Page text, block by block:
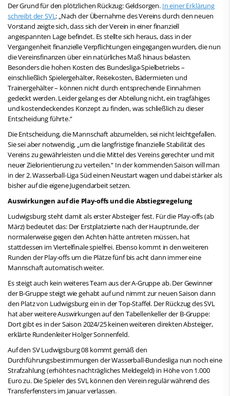
Der Grund für den plötzlichen Rückzug: Geldsorgen. In einer Erklärung
schreibt der SVL: „Nach der Übernahme des Vereins durch den neuen
Vorstand zeigte sich, dass sich der Verein in einer finanziell
angespannten Lage befindet. Es stellte sich heraus, dass in der
Vergangenheit finanzielle Verpflichtungen eingegangen wurden, die nun
die Vereinsfinanzen über ein natürliches Maß hinaus belasten.
Besonders die hohen Kosten des Bundesliga-Spielbetriebs –
einschließlich Spielergehälter, Reisekosten, Bädermieten und
Trainergehälter – können nicht durch entsprechende Einnahmen
gedeckt werden. Leider gelang es der Abteilung nicht, ein tragfähiges
und kostendeckendes Konzept zu finden, was schließlich zu dieser
Entscheidung führte.“
Die Entscheidung, die Mannschaft abzumelden, sei nicht leichtgefallen.
Sie sei aber notwendig, „um die langfristige finanzielle Stabilität des
Vereins zu gewährleisten und die Mittel des Vereins gerechter und mit
neuer Zielorientierung zu verteilen.“ In der kommenden Saison will man
in der 2. Wasserball-Liga Süd einen Neustart wagen und dabei stärker als
bisher auf die eigene Jugendarbeit setzen.
Auswirkungen auf die Play-offs und die Abstiegsregelung
Ludwigsburg steht damit als erster Absteiger fest. Für die Play-offs (ab
März) bedeutet das: Der Erstplatzierte nach der Hauptrunde, der
normalerweise gegen den Achten hätte antreten müssen, hat
stattdessen im Viertelfinale spielfrei. Ebenso kommt in den weiteren
Runden der Play-offs um die Plätze fünf bis acht dann immer eine
Mannschaft automatisch weiter.
Es steigt auch kein weiteres Team aus der A-Gruppe ab. Der Gewinner
der B-Gruppe steigt wie gehabt auf und nimmt zur neuen Saison dann
den Platz von Ludwigsburg ein in der Top-Staffel. Der Rückzug des SVL
hat aber weitere Auswirkungen auf den Tabellenkeller der B-Gruppe:
Dort gibt es in der Saison 2024/25 keinen weiteren direkten Absteiger,
erklärte Rundenleiter Holger Sonnenfeld.
Auf den SV Ludwigsburg 08 kommt gemäß den
Durchführungsbestimmungen der Wasserball-Bundesliga nun noch eine
Strafzahlung (erhöhtes nachträgliches Meldegeld) in Höhe von 1.000
Euro zu. Die Spieler des SVL können den Verein regulär während des
Transferfensters im Januar verlassen.